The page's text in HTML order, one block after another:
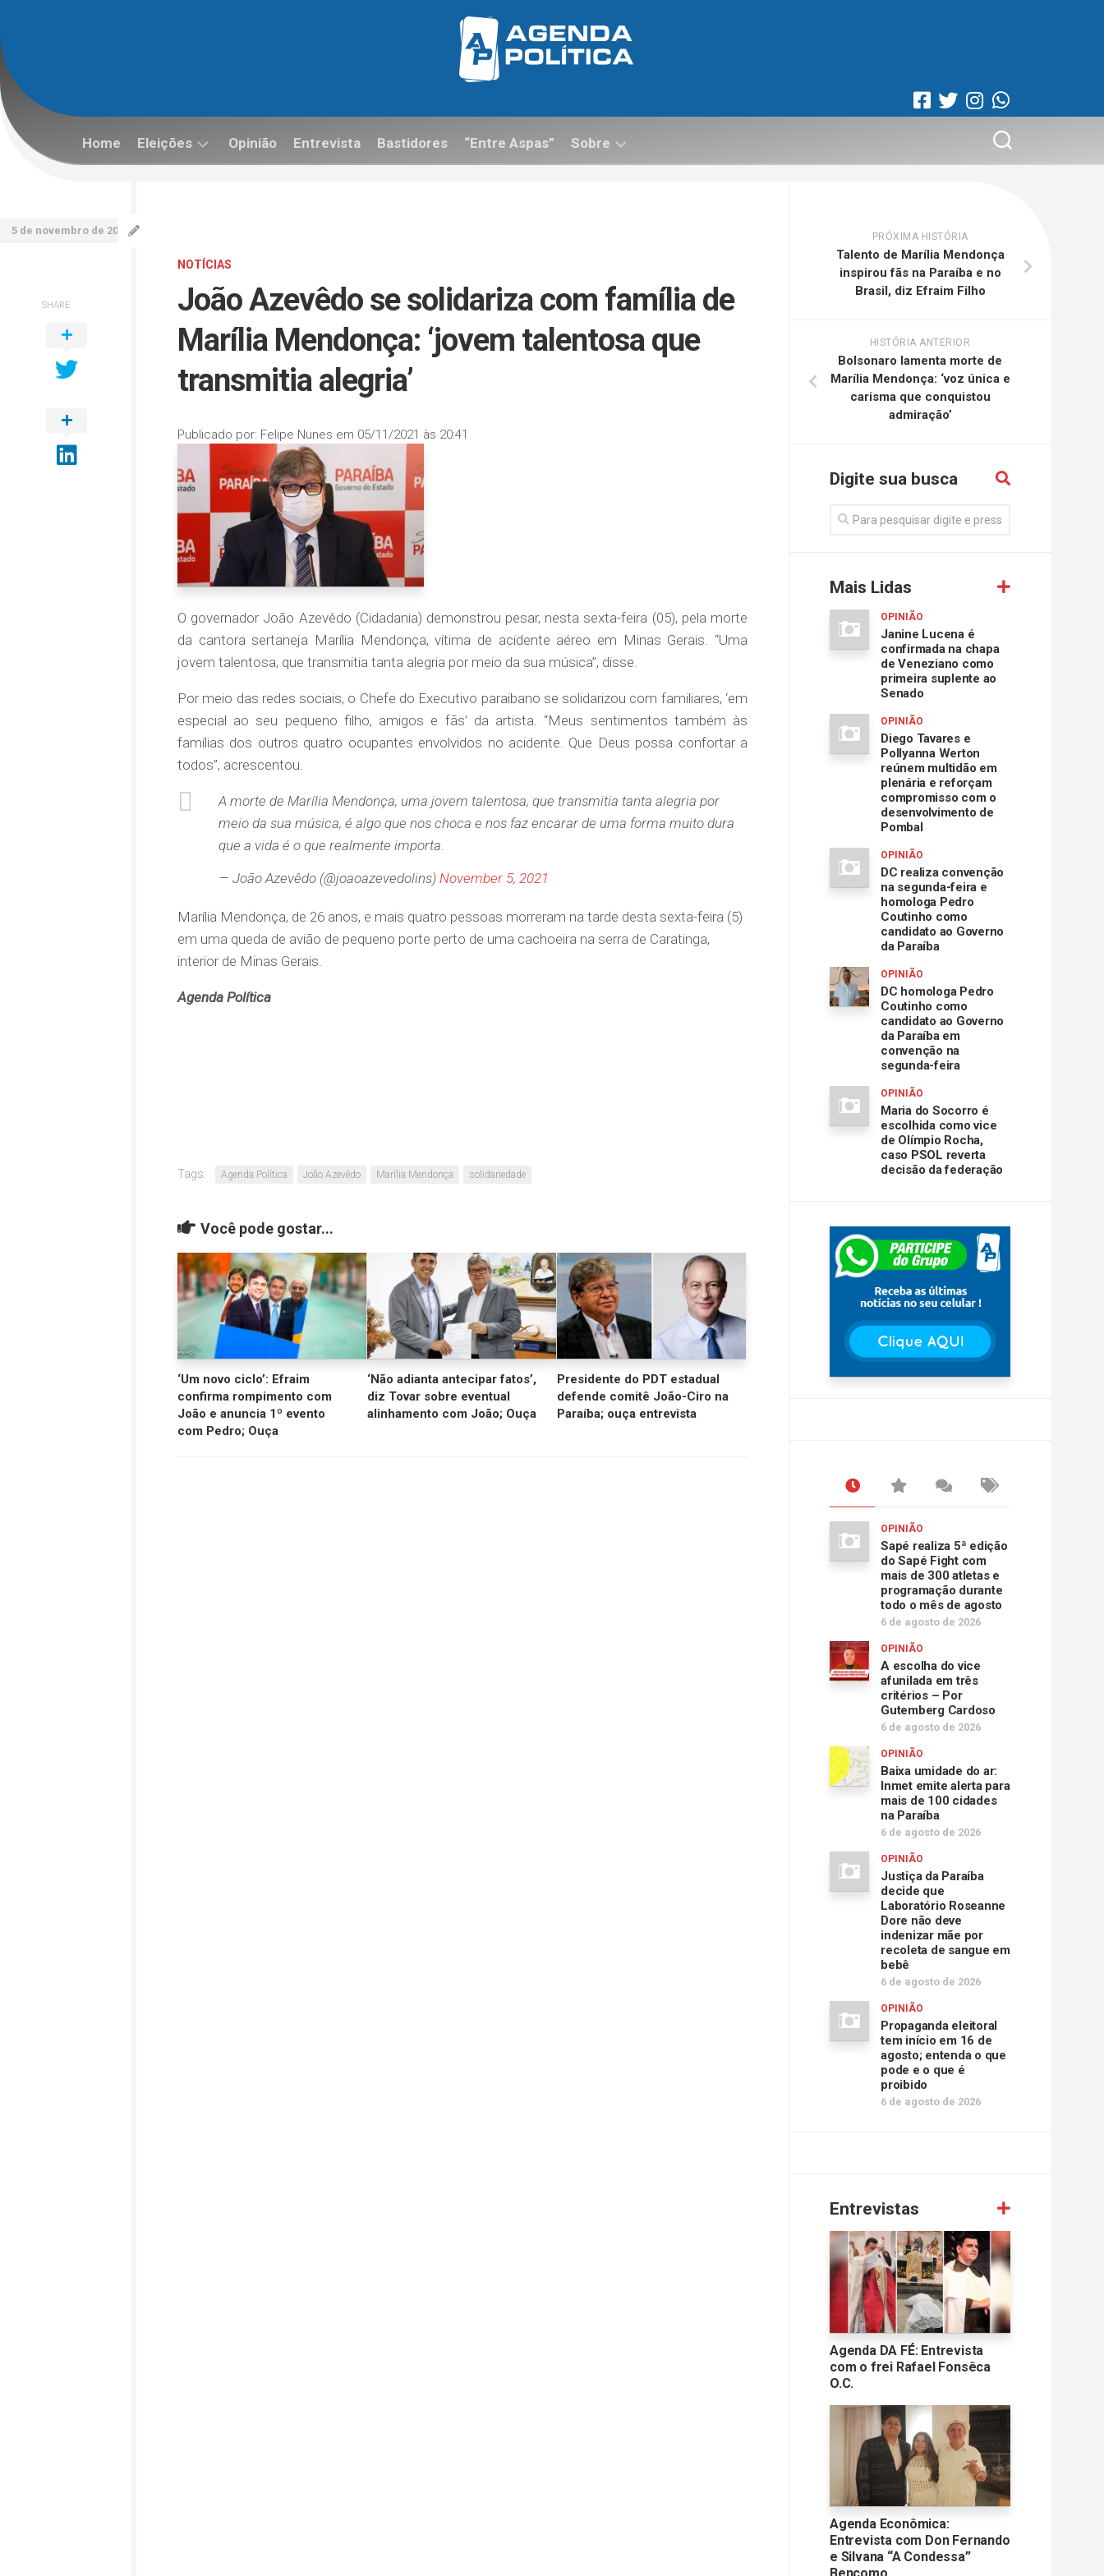
content
Home Eleições Opinião Entrevista Bastidores “Entre Aspas” Sobre
NOTÍCIAS
João Azevêdo se solidariza com família de
Marília Mendonça: ‘jovem talentosa que
transmitia alegria’
Publicado por: Felipe Nunes em 05/11/2021 às 20:41
5 de novembro de 2021
O governador João Azevêdo (Cidadania) demonstrou pesar, nesta sexta-feira (05), pela morte
da cantora sertaneja Marília Mendonça, vítima de acidente aéreo em Minas Gerais. “Uma
jovem talentosa, que transmitia tanta alegria por meio da sua música”, disse.
Por meio das redes sociais, o Chefe do Executivo paraibano se solidarizou com familiares, ‘em
especial ao seu pequeno filho, amigos e fãs’ da artista. “Meus sentimentos também às
famílias dos outros quatro ocupantes envolvidos no acidente. Que Deus possa confortar a
todos”, acrescentou.
A morte de Marília Mendonça, uma jovem talentosa, que transmitia tanta alegria por
meio da sua música, é algo que nos choca e nos faz encarar de uma forma muito dura
que a vida é o que realmente importa.
— João Azevêdo (@joaoazevedolins) November 5, 2021
Marília Mendonça, de 26 anos, e mais quatro pessoas morreram na tarde desta sexta-feira (5)
em uma queda de avião de pequeno porte perto de uma cachoeira na serra de Caratinga,
interior de Minas Gerais.
Agenda Política
Tags: Agenda Política João Azevêdo Marília Mendonça solidariedade
SHARE
Você pode gostar...
‘Um novo ciclo’: Efraim
confirma rompimento com
João e anuncia 1º evento
com Pedro; Ouça
‘Não adianta antecipar fatos’,
diz Tovar sobre eventual
alinhamento com João; Ouça
Presidente do PDT estadual
defende comitê João-Ciro na
Paraíba; ouça entrevista
PRÓXIMA HISTÓRIA
Talento de Marília Mendonça
inspirou fãs na Paraíba e no
Brasil, diz Efraim Filho
HISTÓRIA ANTERIOR
Bolsonaro lamenta morte de
Marília Mendonça: ‘voz única e
carisma que conquistou
admiração’
Digite sua busca
Mais Lidas
OPINIÃO
Janine Lucena é
confirmada na chapa
de Veneziano como
primeira suplente ao
Senado
OPINIÃO
Diego Tavares e
Pollyanna Werton
reúnem multidão em
plenária e reforçam
compromisso com o
desenvolvimento de
Pombal
OPINIÃO
DC realiza convenção
na segunda-feira e
homologa Pedro
Coutinho como
candidato ao Governo
da Paraíba
OPINIÃO
DC homologa Pedro
Coutinho como
candidato ao Governo
da Paraíba em
convenção na
segunda-feira
OPINIÃO
Maria do Socorro é
escolhida como vice
de Olímpio Rocha,
caso PSOL reverta
decisão da federação
OPINIÃO
Sapé realiza 5ª edição
do Sapé Fight com
mais de 300 atletas e
programação durante
todo o mês de agosto
6 de agosto de 2026
OPINIÃO
A escolha do vice
afunilada em três
critérios – Por
Gutemberg Cardoso
6 de agosto de 2026
OPINIÃO
Baixa umidade do ar:
Inmet emite alerta para
mais de 100 cidades
na Paraíba
6 de agosto de 2026
OPINIÃO
Justiça da Paraíba
decide que
Laboratório Roseanne
Dore não deve
indenizar mãe por
recoleta de sangue em
bebê
6 de agosto de 2026
OPINIÃO
Propaganda eleitoral
tem início em 16 de
agosto; entenda o que
pode e o que é
proibido
6 de agosto de 2026
Entrevistas
Agenda DA FÉ: Entrevista
com o frei Rafael Fonsêca
O.C.
Agenda Econômica:
Entrevista com Don Fernando
e Silvana “A Condessa”